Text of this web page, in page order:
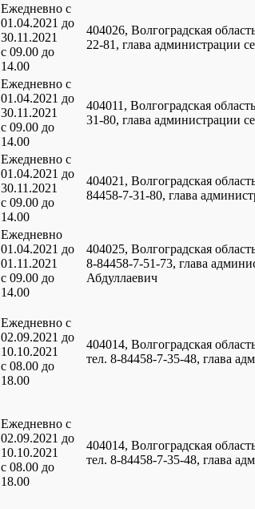
Ежедневно с
01.04.2021 до
30.11.2021
с 09.00 до
14.00
404026, Волгоградская
22-81, глава администрации
Ежедневно с
01.04.2021 до
30.11.2021
с 09.00 до
14.00
404011, Волгоградская
31-80, глава администрации
Ежедневно с
01.04.2021 до
30.11.2021
с 09.00 до
14.00
404021, Волгоградская
84458-7-31-80, глава
Ежедневно
01.04.2021 до
01.11.2021
с 09.00 до
14.00
404025, Волгоградская
8-84458-7-51-73, глава
Абдуллаевич
Ежедневно с
02.09.2021 до
10.10.2021
с 08.00 до
18.00
404014, Волгоградская
тел. 8-84458-7-35-48, глава
Ежедневно с
02.09.2021 до
10.10.2021
с 08.00 до
18.00
404014, Волгоградская
тел. 8-84458-7-35-48, глава